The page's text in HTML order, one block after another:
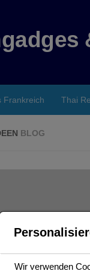
Frankreich Thai
BLOG
Wir verwenden